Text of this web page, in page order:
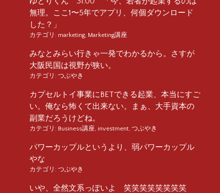
無理。ここ1〜5年でアプリ、何個ダウンロード
した？」
カテゴリ: marketing Marketing講座
みなとみらい行きゃ一発でわかるから。さすが
大阪民国は視野が狭い。
カテゴリ: つぶやき
カプセルトイ事業にBETできる起業、本当にすご
い。俺なら怖くて出来ない。まぁ、大手資本の
副業だろうけどね。
カテゴリ: Business講座 investment つぶやき
パワーカップルというより、弱パワーカップル
やな
カテゴリ: つぶやき
いや、全然文系っぽいよ 笑笑笑笑笑笑笑笑